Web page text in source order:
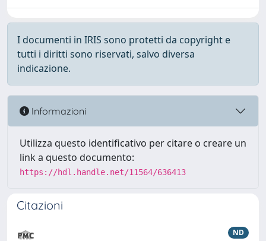
I documenti in IRIS sono protetti da copyright e
tutti i diritti sono riservati, salvo diversa
indicazione.
Informazioni
Utilizza questo identificativo per citare o creare un
link a questo documento:
https://hdl.handle.net/11564/636413
Citazioni
ND